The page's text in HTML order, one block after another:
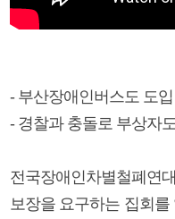
- 부산장애인버스도 도
- 경찰과 충돌로 부상자
전국장애인차별철폐연
보장을 요구하는 집회